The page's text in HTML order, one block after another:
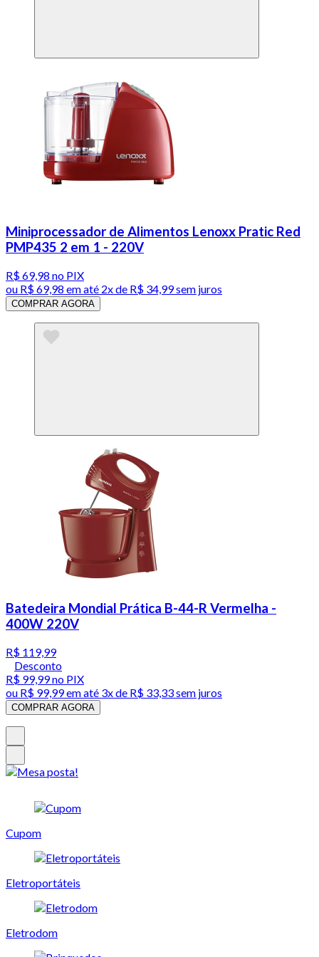
Miniprocessador de Alimentos Lenoxx Pratic Red
PMP435 2 em 1 - 220V
R$ 69,98 no PIX
ou R$ 69,98 em até 2x de R$ 34,99 sem juros
COMPRAR AGORA
Batedeira Mondial Prática B-44-R Vermelha -
400W 220V
R$ 119,99
Desconto
R$ 99,99no PIX
ou R$ 99,99em até 3x de R$ 33,33 sem juros
COMPRAR AGORA
Cupom
Eletroportáteis
Eletrodom